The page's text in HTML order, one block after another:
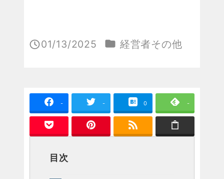
投稿日
01/13/2025 カテゴリー
経営者その他
- - 0 -
目次